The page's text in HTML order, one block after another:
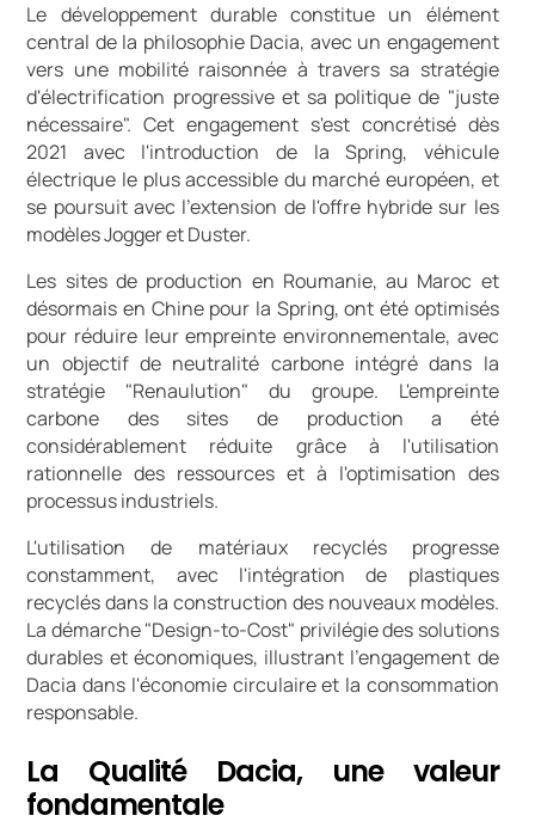
Le développement durable constitue un élément
central de la philosophie Dacia, avec un engagement
vers une mobilité raisonnée à travers sa stratégie
d'électrification progressive et sa politique de "juste
nécessaire". Cet engagement s'est concrétisé dès
2021 avec l'introduction de la Spring, véhicule
électrique le plus accessible du marché européen, et
se poursuit avec l'extension de l'offre hybride sur les
modèles Jogger et Duster.
Les sites de production en Roumanie, au Maroc et
désormais en Chine pour la Spring, ont été optimisés
pour réduire leur empreinte environnementale, avec
un objectif de neutralité carbone intégré dans la
stratégie "Renaulution" du groupe. L'empreinte
carbone des sites de production a été
considérablement réduite grâce à l'utilisation
rationnelle des ressources et à l'optimisation des
processus industriels.
L'utilisation de matériaux recyclés progresse
constamment, avec l'intégration de plastiques
recyclés dans la construction des nouveaux modèles.
La démarche "Design-to-Cost" privilégie des solutions
durables et économiques, illustrant l'engagement de
Dacia dans l'économie circulaire et la consommation
responsable.
La Qualité Dacia, une valeur
fondamentale